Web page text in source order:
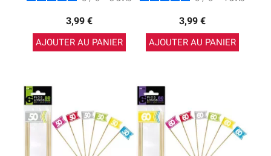
3,99 €
AJOUTER AU PANIER
3,99 €
AJOUTER AU PANIER